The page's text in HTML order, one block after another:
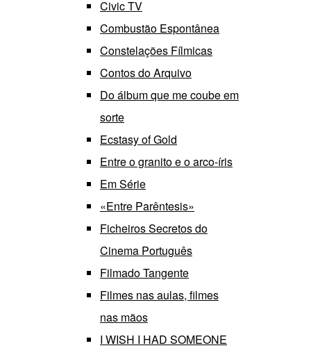
Civic TV
Combustão Espontânea
Constelações Fílmicas
Contos do Arquivo
Do álbum que me coube em
sorte
Ecstasy of Gold
Entre o granito e o arco-íris
Em Série
«Entre Parêntesis»
Ficheiros Secretos do
Cinema Português
Filmado Tangente
Filmes nas aulas, filmes
nas mãos
I WISH I HAD SOMEONE